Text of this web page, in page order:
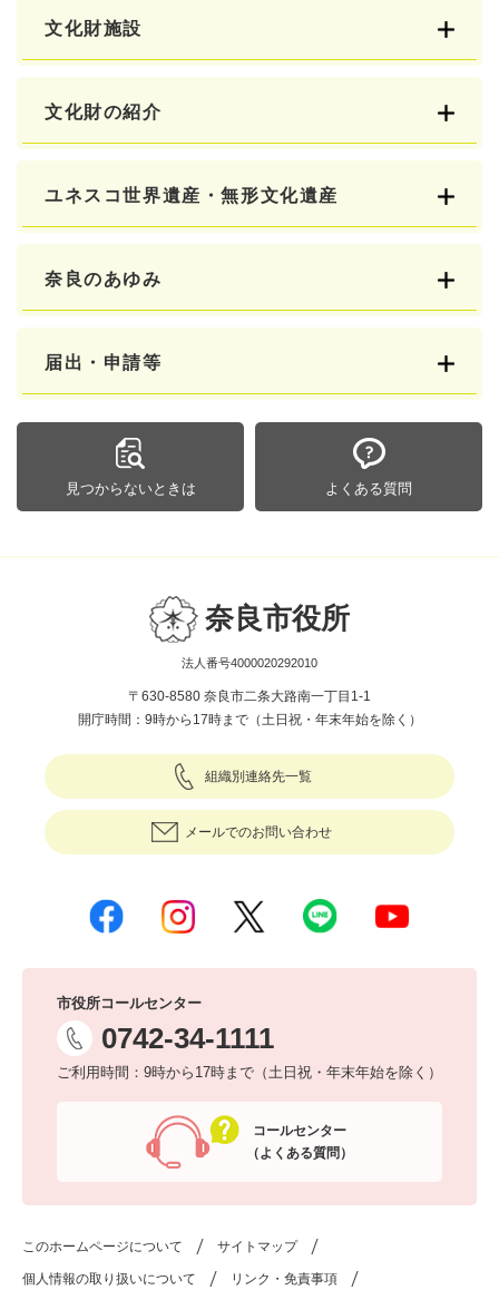
文化財施設
文化財の紹介
ユネスコ世界遺産・無形文化遺産
奈良のあゆみ
届出・申請等
見つからないときは よくある質問
奈良市役所
法人番号4000020292010
〒630-8580 奈良市二条大路南一丁目1-1
開庁時間：9時から17時まで（土日祝・年末年始を除く）
組織別連絡先一覧
メールでのお問い合わせ
市役所コールセンター
0742-34-1111
ご利用時間：9時から17時まで（土日祝・年末年始を除く）
コールセンター
（よくある質問）
このホームページについて サイトマップ
個人情報の取り扱いについて リンク・免責事項